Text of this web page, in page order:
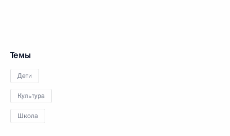
Темы
Дети
Культура
Школа